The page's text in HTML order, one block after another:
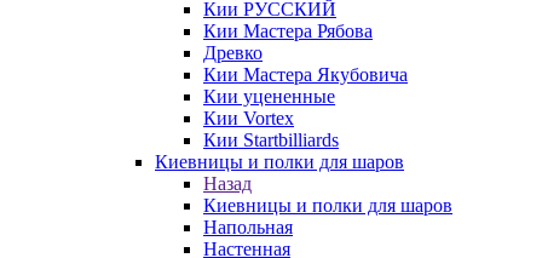
Кии РУССКИЙ
Кии Мастера Рябова
Древко
Кии Мастера Якубовича
Кии уцененные
Кии Vortex
Кии Startbilliards
Киевницы и полки для шаров
Назад
Киевницы и полки для шаров
Напольная
Настенная